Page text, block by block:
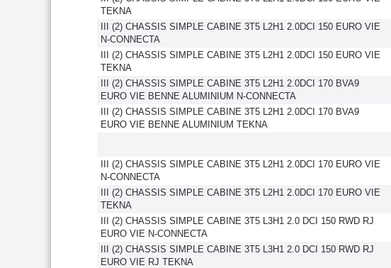
TEKNA
III (2) CHASSIS SIMPLE CABINE 3T5 L2H1 2.0DCI 150 EURO VIE
N-CONNECTA
III (2) CHASSIS SIMPLE CABINE 3T5 L2H1 2.0DCI 150 EURO VIE
TEKNA
III (2) CHASSIS SIMPLE CABINE 3T5 L2H1 2.0DCI 170 BVA9
EURO VIE BENNE ALUMINIUM N-CONNECTA
III (2) CHASSIS SIMPLE CABINE 3T5 L2H1 2.0DCI 170 BVA9
EURO VIE BENNE ALUMINIUM TEKNA
III (2) CHASSIS SIMPLE CABINE 3T5 L2H1 2.0DCI 170 EURO VIE
N-CONNECTA
III (2) CHASSIS SIMPLE CABINE 3T5 L2H1 2.0DCI 170 EURO VIE
TEKNA
III (2) CHASSIS SIMPLE CABINE 3T5 L3H1 2.0 DCI 150 RWD RJ
EURO VIE N-CONNECTA
III (2) CHASSIS SIMPLE CABINE 3T5 L3H1 2.0 DCI 150 RWD RJ
EURO VIE RJ TEKNA